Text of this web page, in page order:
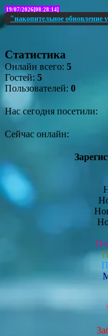
19/07/2026[08:28:14]
"накопительное обновление
Статистика
Онлайн всего: 5
Гостей: 5
Пользователей: 0
Нас сегодня посетили:
Сейчас онлайн: